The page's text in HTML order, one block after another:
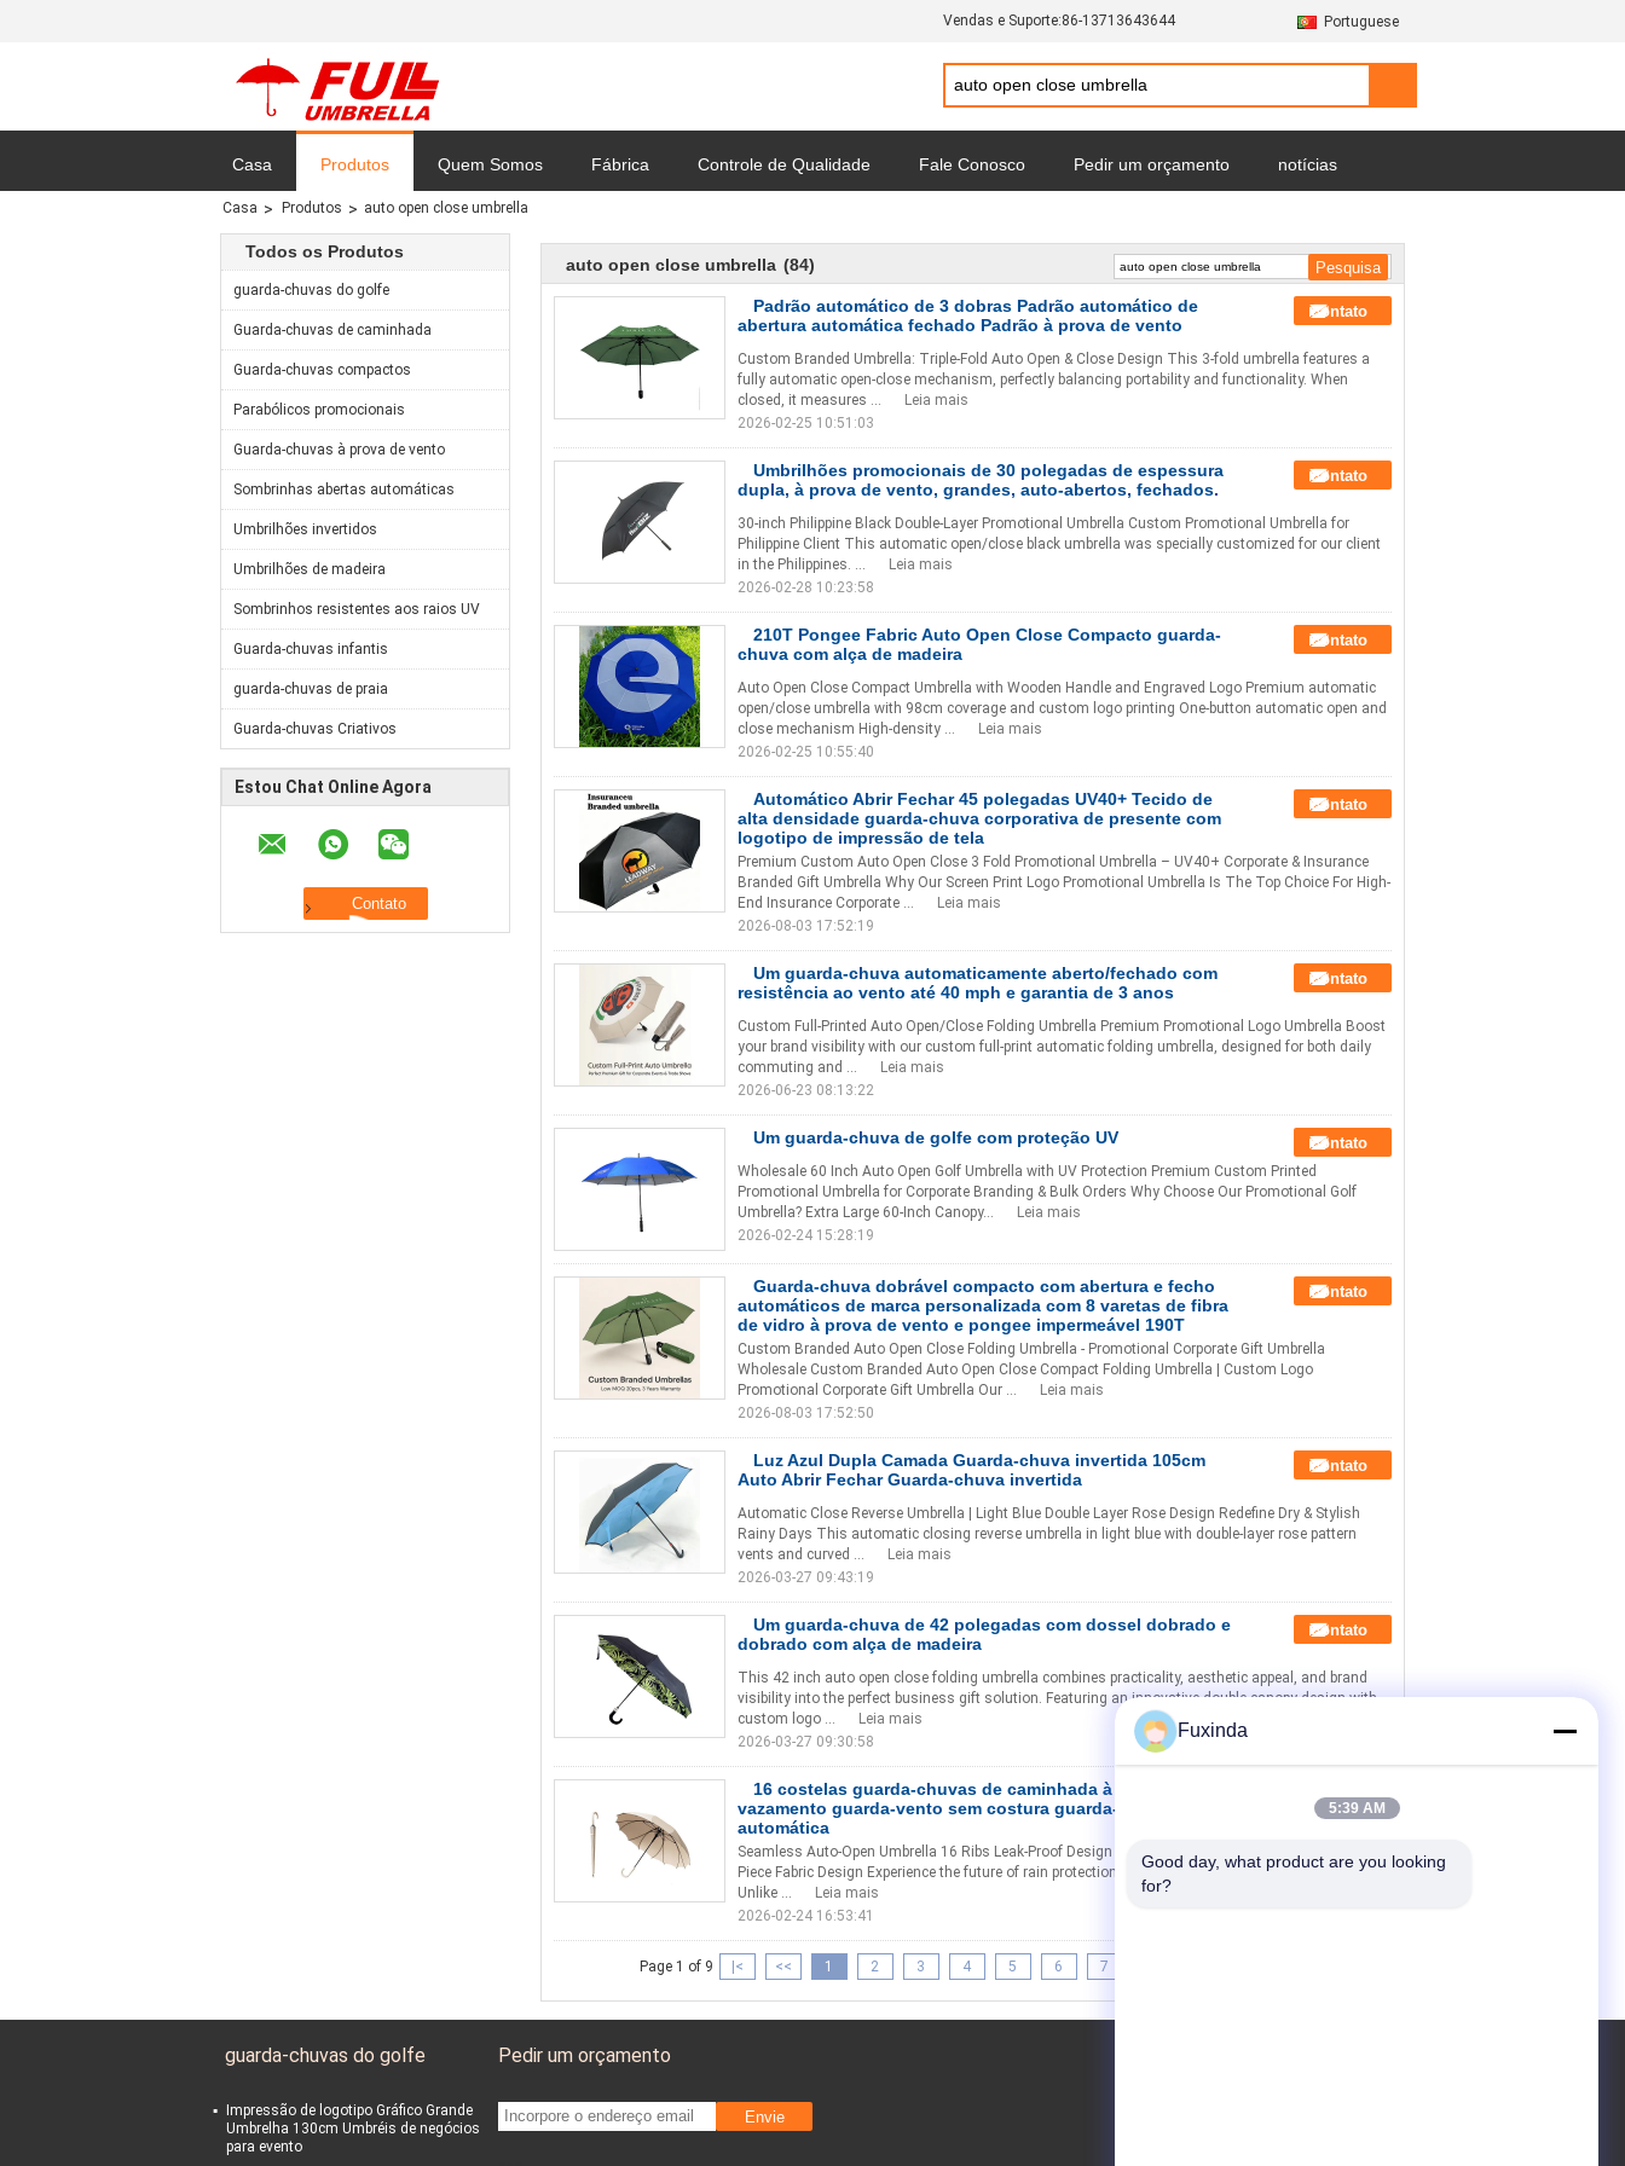
Vendas e Suporte:86-13713643644 Portuguese
Casa Produtos Quem Somos Fábrica Controle de Qualidade Fale Conosco Pedir um orçamento notícias
Mapa do Site
Casa Produtos auto open close umbrella
Todos os Produtos
guarda-chuvas do golfe
Guarda-chuvas de caminhada
Guarda-chuvas compactos
Parabólicos promocionais
Guarda-chuvas à prova de vento
Sombrinhas abertas automáticas
Umbrilhões invertidos
Umbrilhões de madeira
Sombrinhos resistentes aos raios UV
Guarda-chuvas infantis
guarda-chuvas de praia
Guarda-chuvas Criativos
Estou Chat Online Agora
auto open close umbrella (84)
Padrão automático de 3 dobras Padrão automático de
abertura automática fechado Padrão à prova de vento
Contato
Custom Branded Umbrella: Triple-Fold Auto Open & Close Design This 3-fold umbrella features a
fully automatic open-close mechanism, perfectly balancing portability and functionality. When
closed, it measures ...
Leia mais
2026-02-25 10:51:03
Umbrilhões promocionais de 30 polegadas de espessura
dupla, à prova de vento, grandes, auto-abertos, fechados.
Contato
30-inch Philippine Black Double-Layer Promotional Umbrella Custom Promotional Umbrella for
Philippine Client This automatic open/close black umbrella was specially customized for our client
in the Philippines. ...
Leia mais
2026-02-28 10:23:58
210T Pongee Fabric Auto Open Close Compacto guarda-
chuva com alça de madeira
Contato
Auto Open Close Compact Umbrella with Wooden Handle and Engraved Logo Premium automatic
open/close umbrella with 98cm coverage and custom logo printing One-button automatic open and
close mechanism High-density ...
Leia mais
2026-02-25 10:55:40
Automático Abrir Fechar 45 polegadas UV40+ Tecido de
alta densidade guarda-chuva corporativa de presente com
logotipo de impressão de tela
Contato
Premium Custom Auto Open Close 3 Fold Promotional Umbrella – UV40+ Corporate & Insurance
Branded Gift Umbrella Why Our Screen Print Logo Promotional Umbrella Is The Top Choice For High-
End Insurance Corporate ...
Leia mais
2026-08-03 17:52:19
Um guarda-chuva automaticamente aberto/fechado com
resistência ao vento até 40 mph e garantia de 3 anos
Contato
Custom Full-Printed Auto Open/Close Folding Umbrella Premium Promotional Logo Umbrella Boost
your brand visibility with our custom full-print automatic folding umbrella, designed for both daily
commuting and ...
Leia mais
2026-06-23 08:13:22
Um guarda-chuva de golfe com proteção UV Contato
Wholesale 60 Inch Auto Open Golf Umbrella with UV Protection Premium Custom Printed
Promotional Umbrella for Corporate Branding & Bulk Orders Why Choose Our Promotional Golf
Umbrella? Extra Large 60-Inch Canopy...
Leia mais
2026-02-24 15:28:19
Guarda-chuva dobrável compacto com abertura e fecho
automáticos de marca personalizada com 8 varetas de fibra
de vidro à prova de vento e pongee impermeável 190T
Contato
Custom Branded Auto Open Close Folding Umbrella - Promotional Corporate Gift Umbrella
Wholesale Custom Branded Auto Open Close Compact Folding Umbrella | Custom Logo
Promotional Corporate Gift Umbrella Our ...
Leia mais
2026-08-03 17:52:50
Luz Azul Dupla Camada Guarda-chuva invertida 105cm
Auto Abrir Fechar Guarda-chuva invertida
Contato
Automatic Close Reverse Umbrella | Light Blue Double Layer Rose Design Redefine Dry & Stylish
Rainy Days This automatic closing reverse umbrella in light blue with double-layer rose pattern
vents and curved ...
Leia mais
2026-03-27 09:43:19
Um guarda-chuva de 42 polegadas com dossel dobrado e
dobrado com alça de madeira
Contato
This 42 inch auto open close folding umbrella combines practicality, aesthetic appeal, and brand
visibility into the perfect business gift solution. Featuring an innovative double canopy design with
custom logo ...
Leia mais
2026-03-27 09:30:58
16 costelas guarda-chuvas de caminhada à prova de
vazamento guarda-vento sem costura guarda-chuva aberta
automática
Contato
Seamless Auto-Open Umbrella 16 Ribs Leak-Proof Design with Integrated Button Revolutionary One-
Piece Fabric Design Experience the future of rain protection with our seamless umbrella technology.
Unlike ...
Leia mais
2026-02-24 16:53:41
Page 1 of 9 |< << 1 2 3 4 5 6 7
guarda-chuvas do golfe
Impressão de logotipo Gráfico Grande
Umbrelha 130cm Umbréis de negócios
para evento
Pedir um orçamento
Envie
Fuxinda
5:39 AM
Good day, what product are you looking
for?